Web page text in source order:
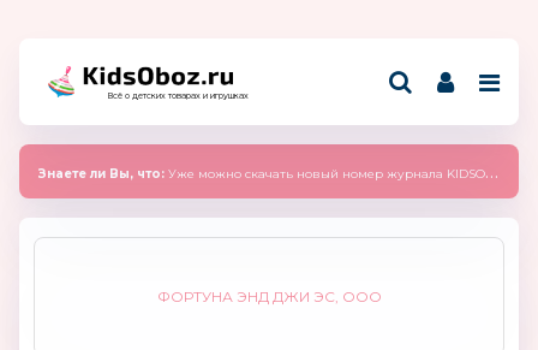
Всё о детских товарах и игрушках
Знаете ли Вы, что: Уже можно скачать новый номер журнала KIDSOBOZ 2025 (сентябрь)
ФОРТУНА ЭНД ДЖИ ЭС, ООО